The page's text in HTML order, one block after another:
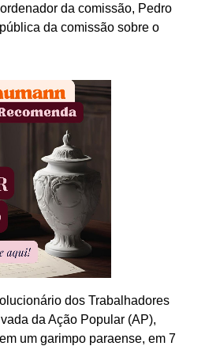
da comissão, Pedro
da comissão sobre o
dos Trabalhadores
da Ação Popular (AP),
um garimpo paraense, em 7